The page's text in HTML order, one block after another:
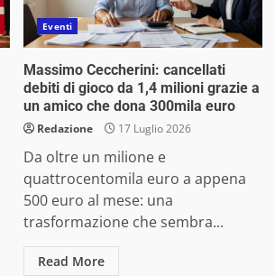
Eventi
Massimo Ceccherini: cancellati
debiti di gioco da 1,4 milioni grazie a
un amico che dona 300mila euro
Redazione 17 Luglio 2026
Da oltre un milione e
quattrocentomila euro a appena
500 euro al mese: una
trasformazione che sembra...
Read More